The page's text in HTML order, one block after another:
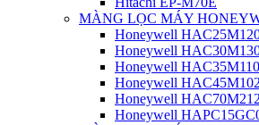
MÀNG LỌC MÁY
Honeywell
Honeywell
Honeywell
Honeywell
Honeywell
Honeywell